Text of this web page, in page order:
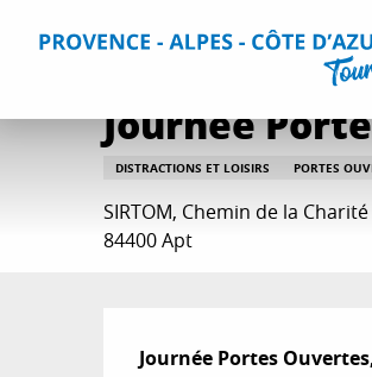
Accueil Que faire ? Sorties &
Journée
DISTRACTIONS ET LOISIRS PORTES
SIRTOM, Chemin de la
84400 Apt
Journée Portes